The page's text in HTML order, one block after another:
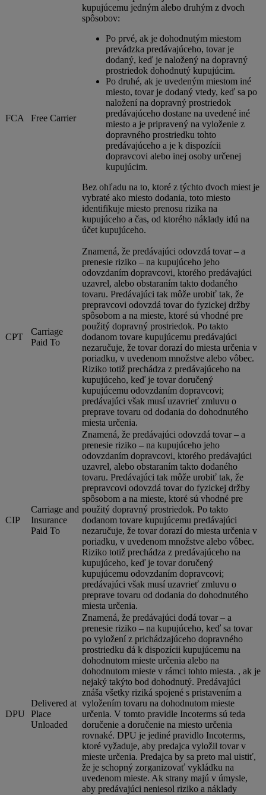
FCA Free Carrier
kupujúcemu jedným alebo druhým z dvoch
spôsobov:
Po prvé, ak je dohodnutým miestom
prevádzka predávajúceho, tovar je
dodaný, keď je naložený na dopravný
prostriedok dohodnutý kupujúcim.
Po druhé, ak je uvedeným miestom iné
miesto, tovar je dodaný vtedy, keď sa po
naložení na dopravný prostriedok
predávajúceho dostane na uvedené iné
miesto a je pripravený na vyloženie z
dopravného prostriedku tohto
predávajúceho a je k dispozícii
dopravcovi alebo inej osoby určenej
kupujúcim.
Bez ohľadu na to, ktoré z týchto dvoch miest je
vybraté ako miesto dodania, toto miesto
identifikuje miesto prenosu rizika na
kupujúceho a čas, od ktorého náklady idú na
účet kupujúceho.
CPT
Carriage
Paid To
Znamená, že predávajúci odovzdá tovar – a
prenesie riziko – na kupujúceho jeho
odovzdaním dopravcovi, ktorého predávajúci
uzavrel, alebo obstaraním takto dodaného
tovaru. Predávajúci tak môže urobiť tak, že
prepravcovi odovzdá tovar do fyzickej držby
spôsobom a na mieste, ktoré sú vhodné pre
použitý dopravný prostriedok. Po takto
dodanom tovare kupujúcemu predávajúci
nezaručuje, že tovar dorazí do miesta určenia v
poriadku, v uvedenom množstve alebo vôbec.
Riziko totiž prechádza z predávajúceho na
kupujúceho, keď je tovar doručený
kupujúcemu odovzdaním dopravcovi;
predávajúci však musí uzavrieť zmluvu o
preprave tovaru od dodania do dohodnutého
miesta určenia.
CIP
Carriage and
Insurance
Paid To
Znamená, že predávajúci odovzdá tovar – a
prenesie riziko – na kupujúceho jeho
odovzdaním dopravcovi, ktorého predávajúci
uzavrel, alebo obstaraním takto dodaného
tovaru. Predávajúci tak môže urobiť tak, že
prepravcovi odovzdá tovar do fyzickej držby
spôsobom a na mieste, ktoré sú vhodné pre
použitý dopravný prostriedok. Po takto
dodanom tovare kupujúcemu predávajúci
nezaručuje, že tovar dorazí do miesta určenia v
poriadku, v uvedenom množstve alebo vôbec.
Riziko totiž prechádza z predávajúceho na
kupujúceho, keď je tovar doručený
kupujúcemu odovzdaním dopravcovi;
predávajúci však musí uzavrieť zmluvu o
preprave tovaru od dodania do dohodnutého
miesta určenia.
DPU
Delivered at
Place
Unloaded
Znamená, že predávajúci dodá tovar – a
prenesie riziko – na kupujúceho, keď sa tovar
po vyložení z prichádzajúceho dopravného
prostriedku dá k dispozícii kupujúcemu na
dohodnutom mieste určenia alebo na
dohodnutom mieste v rámci tohto miesta. , ak je
nejaký takýto bod dohodnutý. Predávajúci
znáša všetky riziká spojené s pristavením a
vyložením tovaru na dohodnutom mieste
určenia. V tomto pravidle Incoterms sú teda
doručenie a doručenie na miesto určenia
rovnaké. DPU je jediné pravidlo Incoterms,
ktoré vyžaduje, aby predajca vyložil tovar v
mieste určenia. Predajca by sa preto mal uistiť,
že je schopný zorganizovať vykládku na
uvedenom mieste. Ak strany majú v úmysle,
aby predávajúci neniesol riziko a náklady